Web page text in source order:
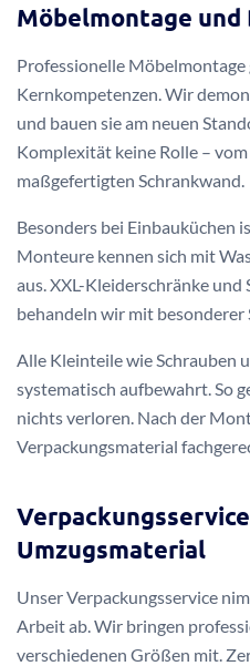
Möbelmontage und
Professionelle Möbelmontage
Kernkompetenzen. Wir
und bauen sie am neuen
Komplexität keine Rolle –
maßgefertigten Schrankwand.
Besonders bei Einbauküchen
Monteure kennen sich mit
aus. XXL-Kleiderschränke und
behandeln wir mit besonderer
Alle Kleinteile wie Schrauben
systematisch aufbewahrt. So
nichts verloren. Nach der
Verpackungsmaterial
Umzugsmaterial
Unser Verpackungsservice
Arbeit ab. Wir bringen
verschiedenen Größen mit.